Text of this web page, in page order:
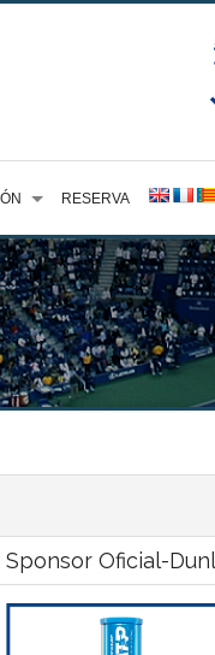
RESERVA
Sponsor Oficial-